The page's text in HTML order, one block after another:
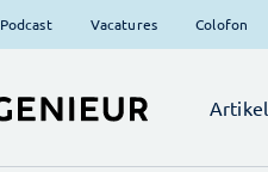
Podcast Vacatures Colofon